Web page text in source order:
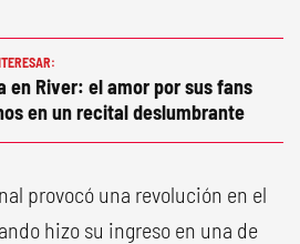
en River: el amor por sus fans
en un recital deslumbrante
provocó una revolución en el
hizo su ingreso en una de